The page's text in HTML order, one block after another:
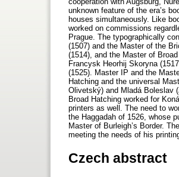
unknown feature of the era’s
houses simultaneously. Like
worked on commissions
Prague. The typographically
(1507) and the Master of the
(1514), and the Master of
Francysk Heorhij Skoryna
(1525). Master IP and the
Hatching and the universal
Olivetský) and Mladá Boleslav
Broad Hatching worked for
printers as well. The need to
the Haggadah of 1526, whose
Master of Burleigh’s Border.
meeting the needs of his
Czech abstract